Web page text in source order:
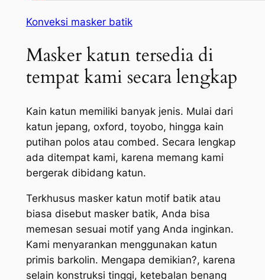
Konveksi masker batik
Masker katun tersedia di
tempat kami secara lengkap
Kain katun memiliki banyak jenis. Mulai dari
katun jepang, oxford, toyobo, hingga kain
putihan polos atau combed. Secara lengkap
ada ditempat kami, karena memang kami
bergerak dibidang katun.
Terkhusus masker katun motif batik atau
biasa disebut masker batik, Anda bisa
memesan sesuai motif yang Anda inginkan.
Kami menyarankan menggunakan katun
primis barkolin. Mengapa demikian?, karena
selain konstruksi tinggi, ketebalan benang